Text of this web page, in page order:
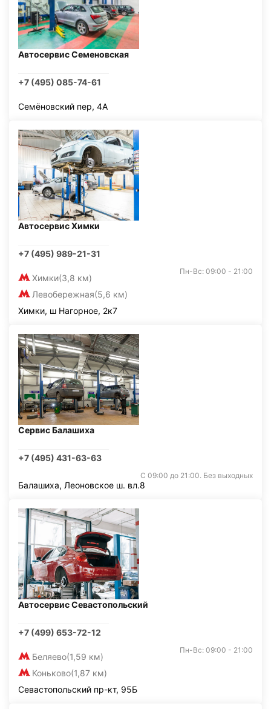
Автосервис Семеновская
+7 (495) 085-74-61
Семёновский пер, 4А
Автосервис Химки
+7 (495) 989-21-31
Химки(3,8 км)
Левобережная(5,6 км)
Пн-Вс: 09:00 - 21:00
Химки, ш Нагорное, 2к7
Сервис Балашиха
+7 (495) 431-63-63
С 09:00 до 21:00. Без выходных
Балашиха, Леоновское ш. вл.8
Автосервис Севастопольский
+7 (499) 653-72-12
Беляево(1,59 км)
Коньково(1,87 км)
Пн-Вс: 09:00 - 21:00
Севастопольский пр-кт, 95Б